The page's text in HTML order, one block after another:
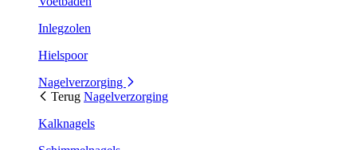
Inlegzolen
Hielspoor
Nagelverzorging
Terug Nagelverzorging
Kalknagels